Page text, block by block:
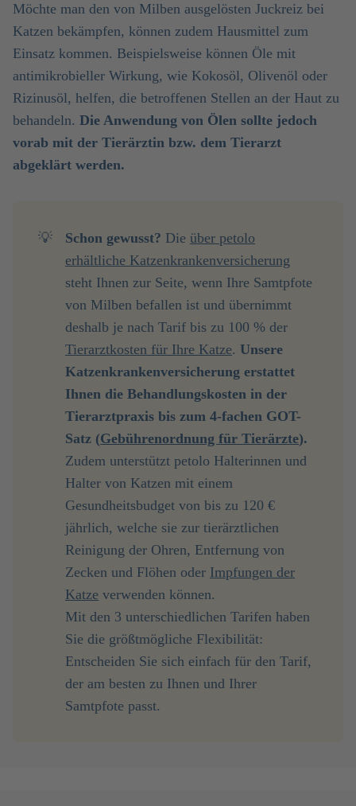
Möchte man den von Milben ausgelösten Juckreiz bei
Katzen bekämpfen, können zudem Hausmittel zum
Einsatz kommen. Beispielsweise können Öle mit
antimikrobieller Wirkung, wie Kokosöl, Olivenöl oder
Rizinusöl, helfen, die betroffenen Stellen an der Haut zu
behandeln. Die Anwendung von Ölen sollte jedoch
vorab mit der Tierärztin bzw. dem Tierarzt
abgeklärt werden.
💡 Schon gewusst? Die über petolo
erhältliche Katzenkrankenversicherung
steht Ihnen zur Seite, wenn Ihre Samtpfote
von Milben befallen ist und übernimmt
deshalb je nach Tarif bis zu 100 % der
Tierarztkosten für Ihre Katze. Unsere
Katzenkrankenversicherung erstattet
Ihnen die Behandlungskosten in der
Tierarztpraxis bis zum 4-fachen GOT-
Satz (Gebührenordnung für Tierärzte
Zudem unterstützt petolo Halterinnen und
Halter von Katzen mit einem
Gesundheitsbudget von bis zu 120 €
jährlich, welche sie zur tierärztlichen
Reinigung der Ohren, Entfernung von
Zecken und Flöhen oder Impfungen der
Katze verwenden können.
Mit den 3 unterschiedlichen Tarifen haben
Sie die größtmögliche Flexibilität:
Entscheiden Sie sich einfach für den Tarif,
der am besten zu Ihnen und Ihrer
Samtpfote passt.